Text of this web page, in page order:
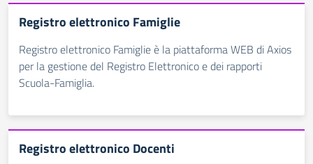
Registro elettronico Famiglie
Registro elettronico Famiglie è la piattaforma WEB di Axios
per la gestione del Registro Elettronico e dei rapporti
Scuola-Famiglia.
Registro elettronico Docenti